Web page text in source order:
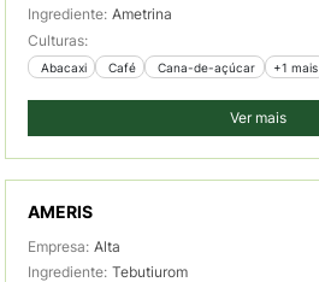
Ingrediente: Ametrina
Culturas:
Abacaxi Café Cana-de-açúcar +1 mais
Ver mais
AMERIS
Empresa: Alta
Ingrediente: Tebutiurom